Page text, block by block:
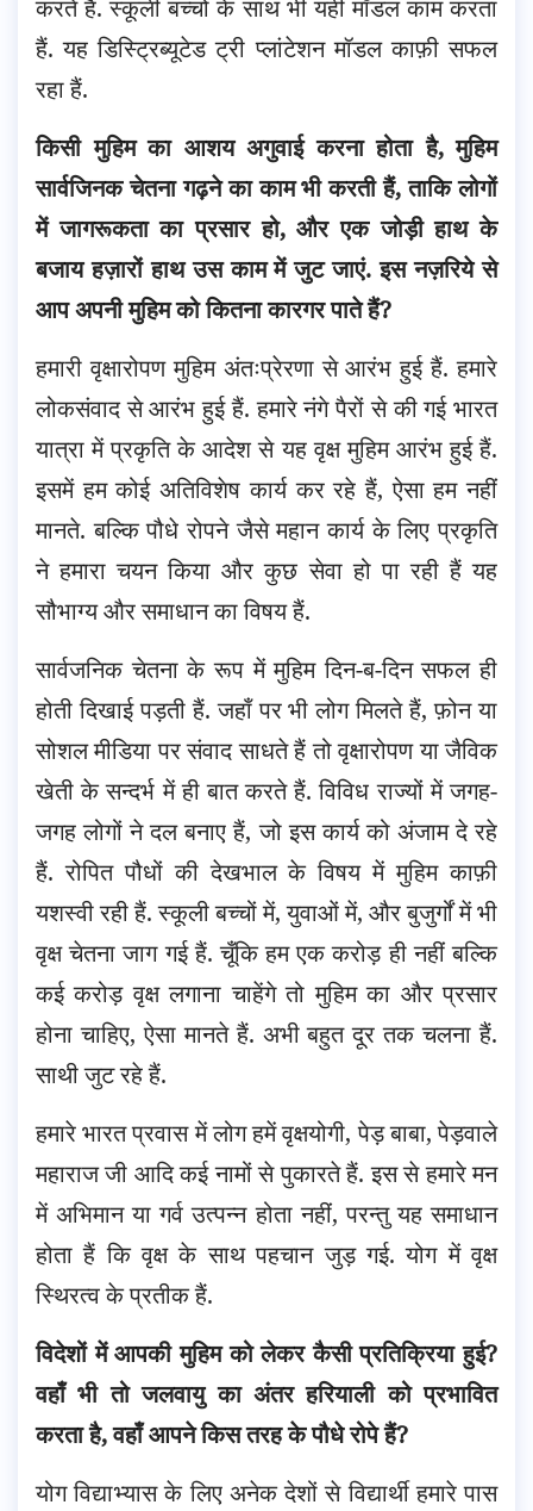
करते हैं. स्कूली बच्चों के साथ भी यही मॉडल काम करता
हैं. यह डिस्ट्रिब्यूटेड ट्री प्लांटेशन मॉडल काफ़ी सफल
रहा हैं.
किसी मुहिम का आशय अगुवाई करना होता है, मुहिम
सार्वजिनक चेतना गढ़ने का काम भी करती हैं, ताकि लोगों
में जागरूकता का प्रसार हो, और एक जोड़ी हाथ के
बजाय हज़ारों हाथ उस काम में जुट जाएं. इस नज़रिये से
आप अपनी मुहिम को कितना कारगर पाते हैं?
हमारी वृक्षारोपण मुहिम अंतःप्रेरणा से आरंभ हुई हैं. हमारे
लोकसंवाद से आरंभ हुई हैं. हमारे नंगे पैरों से की गई भारत
यात्रा में प्रकृति के आदेश से यह वृक्ष मुहिम आरंभ हुई हैं.
इसमें हम कोई अतिविशेष कार्य कर रहे हैं, ऐसा हम नहीं
मानते. बल्कि पौधे रोपने जैसे महान कार्य के लिए प्रकृति
ने हमारा चयन किया और कुछ सेवा हो पा रही हैं यह
सौभाग्य और समाधान का विषय हैं.
सार्वजनिक चेतना के रूप में मुहिम दिन-ब-दिन सफल ही
होती दिखाई पड़ती हैं. जहाँ पर भी लोग मिलते हैं, फ़ोन या
सोशल मीडिया पर संवाद साधते हैं तो वृक्षारोपण या जैविक
खेती के सन्दर्भ में ही बात करते हैं. विविध राज्यों में जगह-
जगह लोगों ने दल बनाए हैं, जो इस कार्य को अंजाम दे रहे
हैं. रोपित पौधों की देखभाल के विषय में मुहिम काफ़ी
यशस्वी रही हैं. स्कूली बच्चों में, युवाओं में, और बुजुर्गों में भी
वृक्ष चेतना जाग गई हैं. चूँकि हम एक करोड़ ही नहीं बल्कि
कई करोड़ वृक्ष लगाना चाहेंगे तो मुहिम का और प्रसार
होना चाहिए, ऐसा मानते हैं. अभी बहुत दूर तक चलना हैं.
साथी जुट रहे हैं.
हमारे भारत प्रवास में लोग हमें वृक्षयोगी, पेड़ बाबा, पेड़वाले
महाराज जी आदि कई नामों से पुकारते हैं. इस से हमारे मन
में अभिमान या गर्व उत्पन्न होता नहीं, परन्तु यह समाधान
होता हैं कि वृक्ष के साथ पहचान जुड़ गई. योग में वृक्ष
स्थिरत्व के प्रतीक हैं.
विदेशों में आपकी मुहिम को लेकर कैसी प्रतिक्रिया हुई?
वहाँ भी तो जलवायु का अंतर हरियाली को प्रभावित
करता है, वहाँ आपने किस तरह के पौधे रोपे हैं?
योग विद्याभ्यास के लिए अनेक देशों से विद्यार्थी हमारे पास